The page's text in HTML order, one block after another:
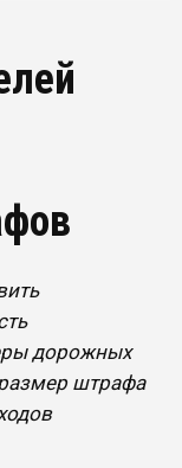
дорожных
штрафа